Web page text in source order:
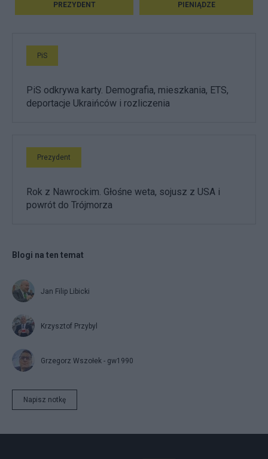
PREZYDENT PIENIĄDZE
PiS
PiS odkrywa karty. Demografia, mieszkania, ETS,
deportacje Ukraińców i rozliczenia
Prezydent
Rok z Nawrockim. Głośne weta, sojusz z USA i
powrót do Trójmorza
Blogi na ten temat
Jan Filip Libicki
Krzysztof Przybyl
Grzegorz Wszołek - gw1990
Napisz notkę